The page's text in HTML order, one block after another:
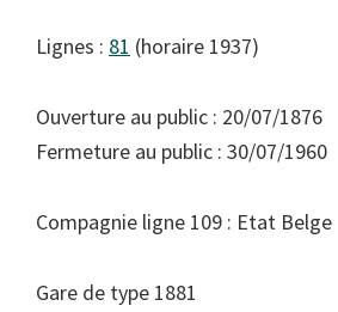
Lignes : 81 (horaire 1937)
Ouverture au public : 20/07/1876
Fermeture au public : 30/07/1960
Compagnie ligne 109 : Etat Belge
Gare de type 1881